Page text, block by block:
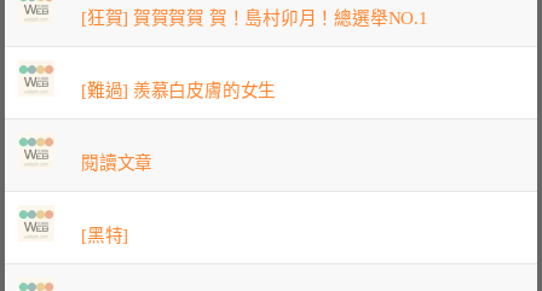
[狂賀] 賀賀賀賀 賀！島村卯月！總選舉NO.1
[難過] 羨慕白皮膚的女生
閱讀文章
[黑特]